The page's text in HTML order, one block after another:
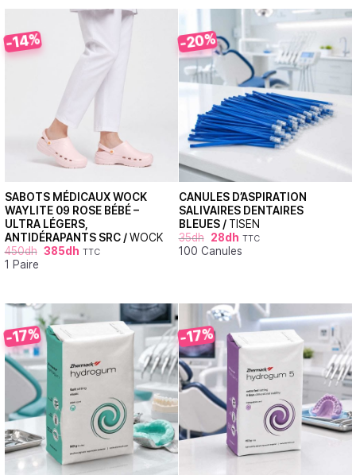
-14%
SABOTS MÉDICAUX WOCK
WAYLITE 09 ROSE BÉBÉ –
ULTRA LÉGERS,
ANTIDÉRAPANTS SRC /WOCK
450dh 385dh TTC
1 Paire
-20%
CANULES D’ASPIRATION
SALIVAIRES DENTAIRES
BLEUES / TISEN
35dh 28dh TTC
100 Canules
-17% -17%